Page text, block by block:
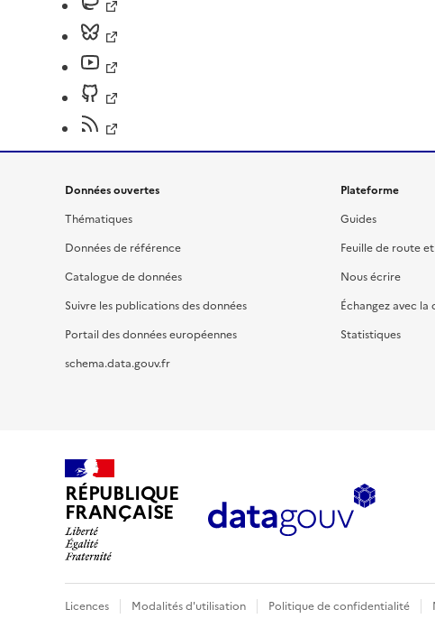
Données ouvertes
Thématiques
Données de référence
Catalogue de données
Suivre les publications des données
Portail des données européennes
schema.data.gouv.fr
Plateforme
Guides
Feuille de route
Nous écrire
Échangez avec
Statistiques
RÉPUBLIQUE
FRANÇAISE
Licences Modalités d'utilisation Politique de confidentialité